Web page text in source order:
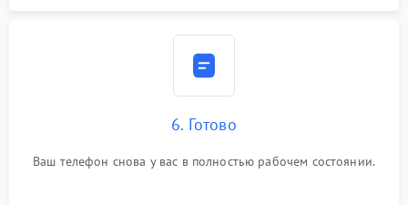
6. Готово
Ваш телефон снова у вас в полностью рабочем состоянии.